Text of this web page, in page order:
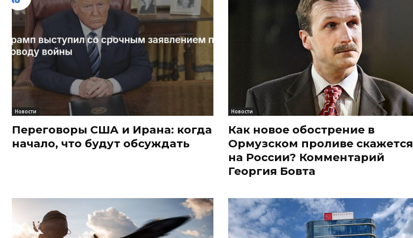
Новости
Переговоры США и Ирана: когда
начало, что будут обсуждать
Новости
Как новое обострение в
Ормузском проливе скажется
на России? Комментарий
Георгия Бовта